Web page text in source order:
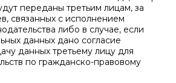
переданы третьим лицам, за
связанных с исполнением
либо в случае, если
данных дано согласие
данных третьему лицу для
по гражданско-правовому